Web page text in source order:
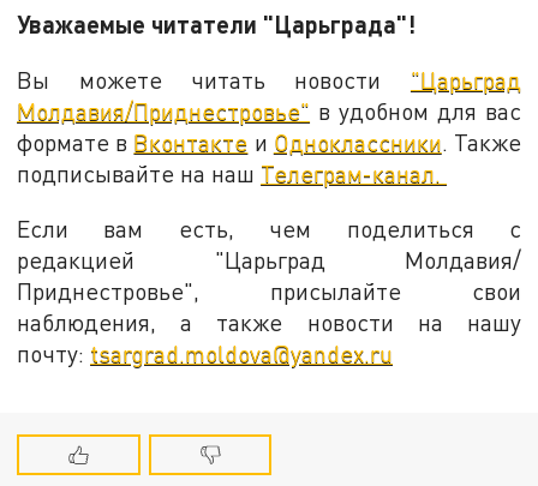
Уважаемые читатели "Царьграда"!
Вы можете читать новости "Царьград
Молдавия/Приднестровье" в удобном для вас
формате в Вконтакте и Одноклассники. Также
подписывайте на наш Телеграм-канал.
Если вам есть, чем поделиться с
редакцией "Царьград Молдавия/
Приднестровье", присылайте свои
наблюдения, а также новости на нашу
почту: tsargrad.moldova@yandex.ru